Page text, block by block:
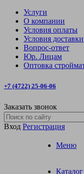
Услуги
О компании
Условия оплаты
Условия доставки
Вопрос-ответ
Юр. Лицам
Оптовка
+7 (4722) 25-06-06
Заказать звонок
Вход Регистрация
Меню
Каталог